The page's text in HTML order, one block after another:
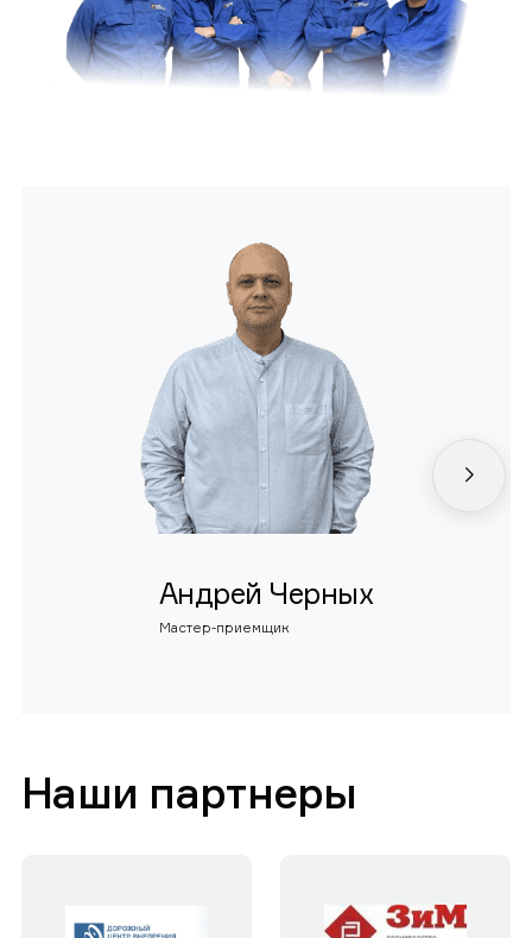
Андрей Черных
Мастер-приемщик
Наши партнеры